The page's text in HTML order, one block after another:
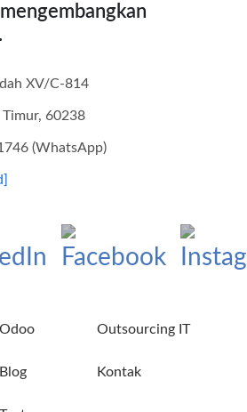
XV/C-814
Timur, 60238
(WhatsApp)
Odoo
Blog
Outsourcing IT
Kontak